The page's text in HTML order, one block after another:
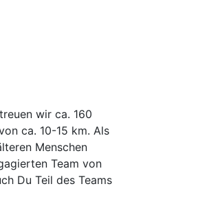
wir ca. 160
ca. 10-15 km. Als
Menschen
Team von
Du Teil des Teams